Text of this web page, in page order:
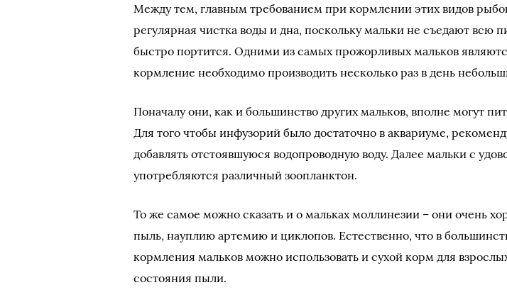
Между тем, главным требованием при кормлении этих видов
регулярная чистка воды и дна, поскольку мальки не съедают всю
быстро портится. Одними из самых прожорливых мальков
кормление необходимо производить несколько раз в день
Поначалу они, как и большинство других мальков, вполне могут
Для того чтобы инфузорий было достаточно в аквариуме,
добавлять отстоявшуюся водопроводную воду. Далее мальки с
употребляются различный зоопланктон.
То же самое можно сказать и о мальках моллинезии – они очень
пыль, науплию артемию и циклопов. Естественно, что в
кормления мальков можно использовать и сухой корм для
состояния пыли.